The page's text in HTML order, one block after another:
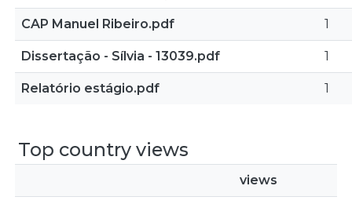
CAP Manuel Ribeiro.pdf 1
Dissertação - Sílvia - 13039.pdf 1
Relatório estágio.pdf 1
Top country views
views